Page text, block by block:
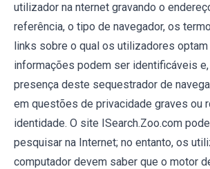
utilizador na nternet gravando o
referência, o tipo de navegador, os
links sobre o qual os utilizadores optam
informações podem ser identificáveis
presença deste sequestrador de
em questões de privacidade graves ou
identidade. O site ISearch.Zoo.com
pesquisar na Internet; no entanto, os
computador devem saber que o motor